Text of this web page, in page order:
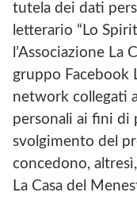
tutela dei dati
letterario “Lo
l’Associazione La
gruppo Facebook
network collegati
personali ai fini di
svolgimento del
concedono,
La Casa del